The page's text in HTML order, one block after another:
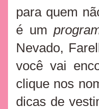
para quem
é um
Nevado,
você vai
clique nos
dicas de